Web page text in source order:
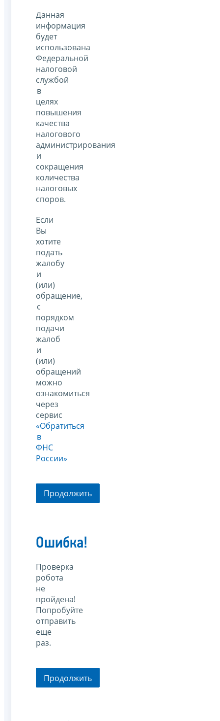
Данная
информация
будет
использована
Федеральной
налоговой
службой
в
целях
повышения
качества
налогового
администрирования
и
сокращения
количества
налоговых
споров.
Если
Вы
хотите
подать
жалобу
и
(или)
обращение,
с
порядком
подачи
жалоб
и
(или)
обращений
можно
ознакомиться
через
сервис
«Обратиться
в
ФНС
России»
Продолжить
Ошибка!
Проверка
робота
не
пройдена!
Попробуйте
отправить
еще
раз.
Продолжить